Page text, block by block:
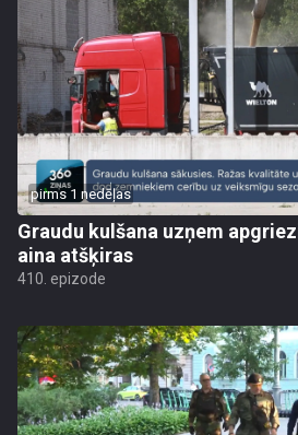
pirms 1 nedēļas
Graudu kulšana uzņem
aina atšķiras
410. epizode